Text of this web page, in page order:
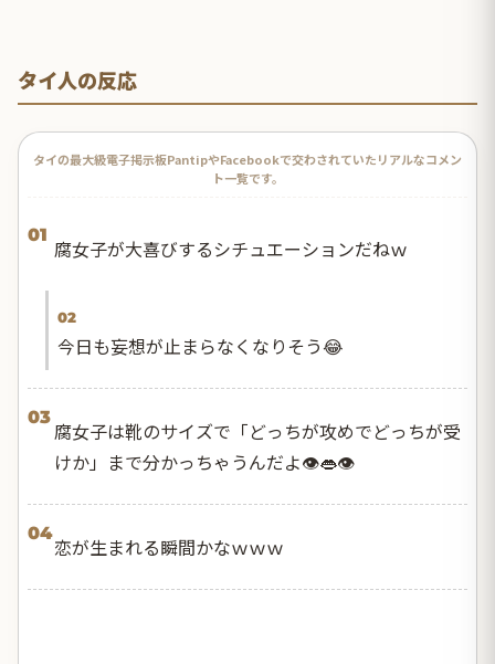
タイ人の反応
タイの最大級電子掲示板PantipやFacebookで交わされていたリアルなコメン
ト一覧です。
01
腐女子が大喜びするシチュエーションだねｗ
02
今日も妄想が止まらなくなりそう😂
03
腐女子は靴のサイズで「どっちが攻めでどっちが受
けか」まで分かっちゃうんだよ👁️👄👁️
04
恋が生まれる瞬間かなｗｗｗ